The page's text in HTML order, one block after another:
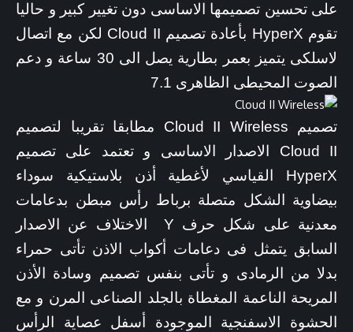
على تحسين تصميمها الاساسى دون تغيير كبير و حاليا
تقوم HyperX بأعادة تصميم Cloud II لكن مع اتصال
لاسلكى يتميز بعمر بطارية يصل الى 30 ساعة و دعم
الصوت المحيطى الظاهرى 7.1
تصميم Cloud II Wireless مطابقا تقريبا لتصميم
Cloud II الاصدار الاساسى و تعتمد على تصميم
HyperX القياسي لأغطية أذن بلاستيكية سوداء
بيضاوية الشكل متصلة برباط رأس مبطن بدعامات
معدنية على شكل حرف Y الاختلاف عن الاصدار
السابق يتمثل فى دعامات أكواب الاذن تأتى حمراء
بدلا من الرمادى و تأتى بنفس تصميم وسادة الأذن
المريحة الناعمة المغطاة بالجلد الصناعى المرن و مع
الحشوة الاسفنجية الموجودة أسفل عصاية الرأس